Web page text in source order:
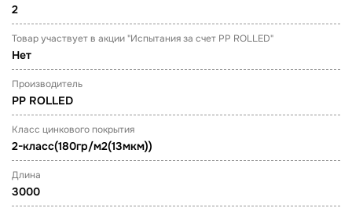
2
Товар участвует в акции "Испытания за счет PP ROLLED"
Нет
Производитель
PP ROLLED
Класс цинкового покрытия
2-класс(180гр/м2(13мкм))
Длина
3000